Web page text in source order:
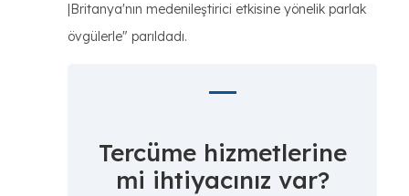
|Britanya'nın medenileştirici etkisine yönelik parlak
övgülerle" parıldadı.
Tercüme hizmetlerine
mi ihtiyacınız var?